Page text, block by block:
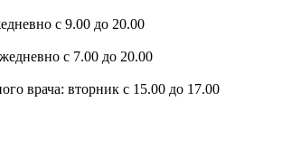
с 9.00 до 20.00
с 7.00 до 20.00
врача: вторник с 15.00 до 17.00